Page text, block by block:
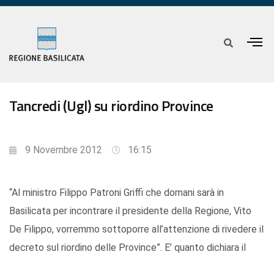
Tancredi (Ugl) su riordino Province
9 Novembre 2012 16:15
“Al ministro Filippo Patroni Griffi che domani sarà in
Basilicata per incontrare il presidente della Regione, Vito
De Filippo, vorremmo sottoporre all’attenzione di rivedere il
decreto sul riordino delle Province”. E’ quanto dichiara il